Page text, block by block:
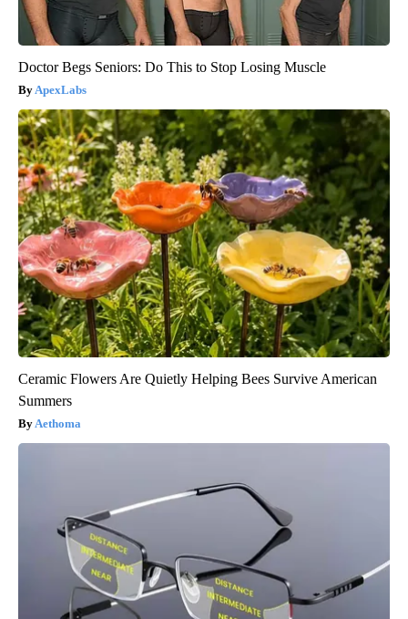
Doctor Begs Seniors: Do This to Stop Losing Muscle
ApexLabs
Ceramic Flowers Are Quietly Helping Bees Survive American
Summers
Aethoma